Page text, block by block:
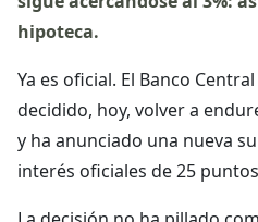
hipoteca.
Ya es oficial. El Banco
decidido, hoy, volver a
y ha anunciado una nueva
interés oficiales de 25